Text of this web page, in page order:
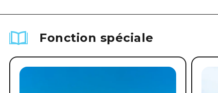
Fonction spéciale